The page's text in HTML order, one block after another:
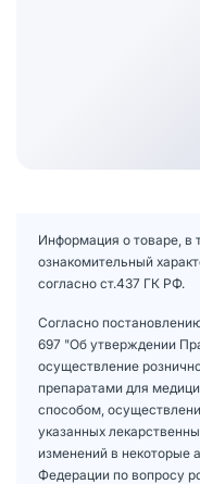
Информация о товаре, в
ознакомительный
согласно ст.437 ГК РФ.
Согласно
697 "Об утверждении
осуществление
препаратами для
способом,
указанных
изменений в некоторые
Федерации по вопросу